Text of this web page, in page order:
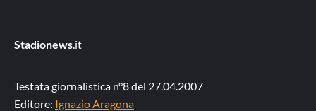
Stadionews.it
Testata giornalistica n°8 del 27.04.2007
Editore: Ignazio Aragona